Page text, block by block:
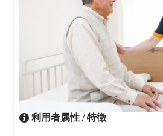
利用者属性 / 特徴